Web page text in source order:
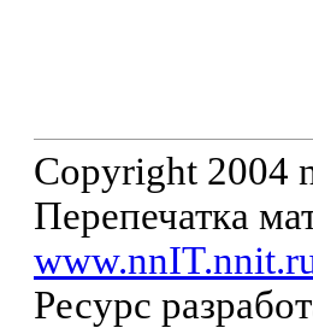
Copyright 2004
Перепечатка
Ресурс